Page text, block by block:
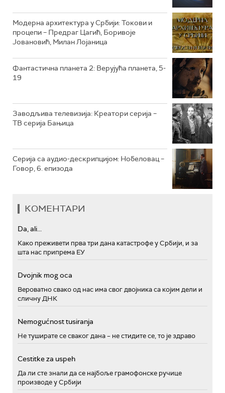
РТС КОЛО
Модерна архитектура у Србији: Токови и
процепи – Предраг Цагић, Боривоје
Јовановић, Милан Лојаница
Фантастична планета 2: Верујућа планета, 5-
19
Заводљива телевизија: Креатори серија –
ТВ серија Бањица
Серија са аудио-дескрипцијом: Нобеловац –
Говор, 6. епизода
КОМЕНТАРИ
Da, ali...
Како преживети прва три дана катастрофе у Србији, и за
шта нас припрема ЕУ
Dvojnik mog oca
Вероватно свако од нас има свог двојника са којим дели и
сличну ДНК
Nemogućnost tusiranja
Не туширате се сваког дана – не стидите се, то је здраво
Cestitke za uspeh
Да ли сте знали да се најбоље грамофонске ручице
производе у Србији